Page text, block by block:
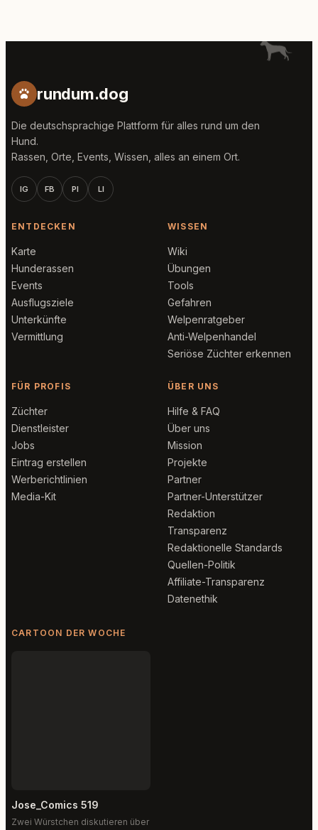
rundum.dog
Die deutschsprachige Plattform für alles rund um den
Hund.
Rassen, Orte, Events, Wissen, alles an einem Ort.
IG FB PI LI
ENTDECKEN
Karte
Hunderassen
Events
Ausflugsziele
Unterkünfte
Vermittlung
WISSEN
Wiki
Übungen
Tools
Gefahren
Welpenratgeber
Anti-Welpenhandel
Seriöse Züchter erkennen
FÜR PROFIS
Züchter
Dienstleister
Jobs
Eintrag erstellen
Werberichtlinien
Media-Kit
ÜBER UNS
Hilfe & FAQ
Über uns
Mission
Projekte
Partner
Partner-Unterstützer
Redaktion
Transparenz
Redaktionelle Standards
Quellen-Politik
Affiliate-Transparenz
Datenethik
CARTOON DER WOCHE
Jose_Comics 519
Zwei Würstchen diskutieren über